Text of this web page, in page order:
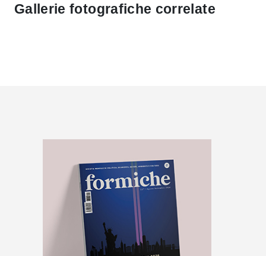
Gallerie fotografiche correlate